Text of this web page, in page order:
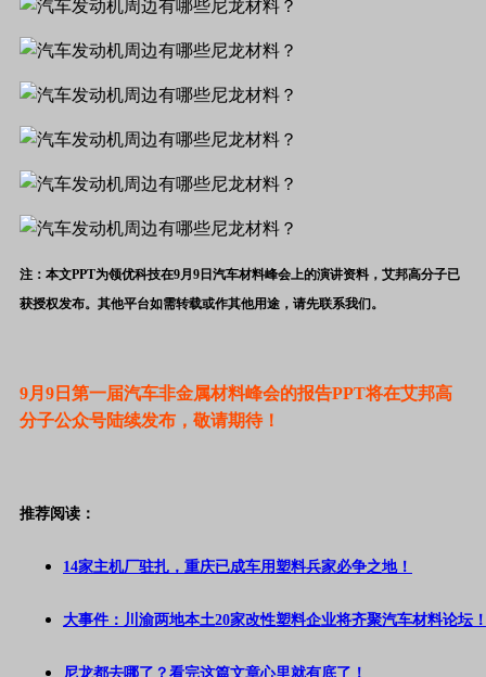
注：本文PPT为领优科技在9月9日汽车材料峰会上的演讲资料，艾邦高分子已
获授权发布。其他平台如需转载或作其他用途，请先联系我们。
9月9日第一届汽车非金属材料峰会的报告PPT将在艾邦高
分子公众号陆续发布，敬请期待！
推荐阅读：
14家主机厂驻扎，重庆已成车用塑料兵家必争之地！
大事件：川渝两地本土20家改性塑料企业将齐聚汽车材料论坛
尼龙都去哪了？看完这篇文章心里就有底了！